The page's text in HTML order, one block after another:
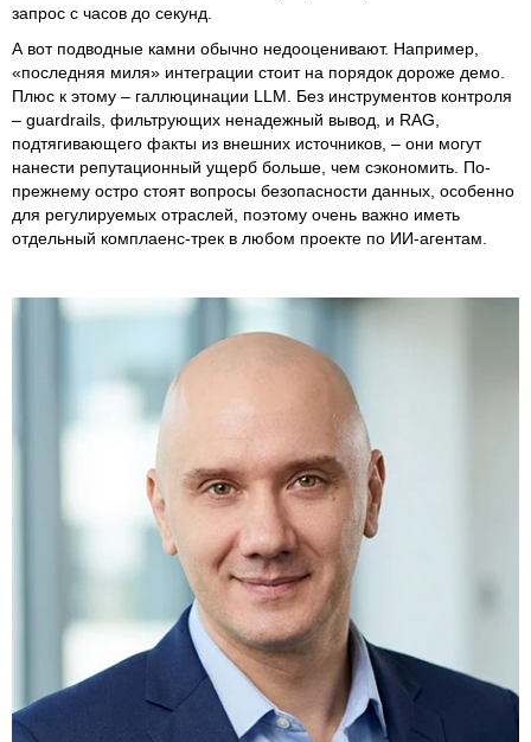
запрос с часов до секунд.
А вот подводные камни обычно недооценивают. Например,
«последняя миля» интеграции стоит на порядок дороже демо.
Плюс к этому – галлюцинации LLM. Без инструментов контроля
– guardrails, фильтрующих ненадежный вывод, и RAG,
подтягивающего факты из внешних источников, – они могут
нанести репутационный ущерб больше, чем сэкономить. По-
прежнему остро стоят вопросы безопасности данных, особенно
для регулируемых отраслей, поэтому очень важно иметь
отдельный комплаенс-трек в любом проекте по ИИ-агентам.